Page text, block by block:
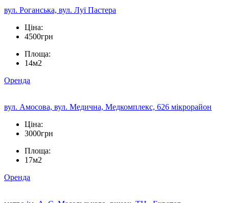
вул. Роганська, вул. Луї Пастера
Ціна:
4500грн
Площа:
14м2
Оренда
вул. Амосова, вул. Медична, Медкомплекс, 626 мікрорайон
Ціна:
3000грн
Площа:
17м2
Оренда